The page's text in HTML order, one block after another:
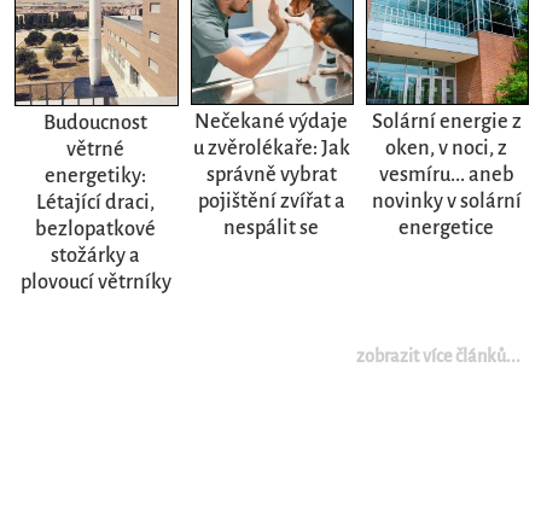
Budoucnost
větrné
energetiky:
Létající draci,
bezlopatkové
stožárky a
plovoucí větrníky
Nečekané výdaje
u zvěrolékaře: Jak
správně vybrat
pojištění zvířat a
nespálit se
Solární energie z
oken, v noci, z
vesmíru... aneb
novinky v solární
energetice
zobrazit více článků...